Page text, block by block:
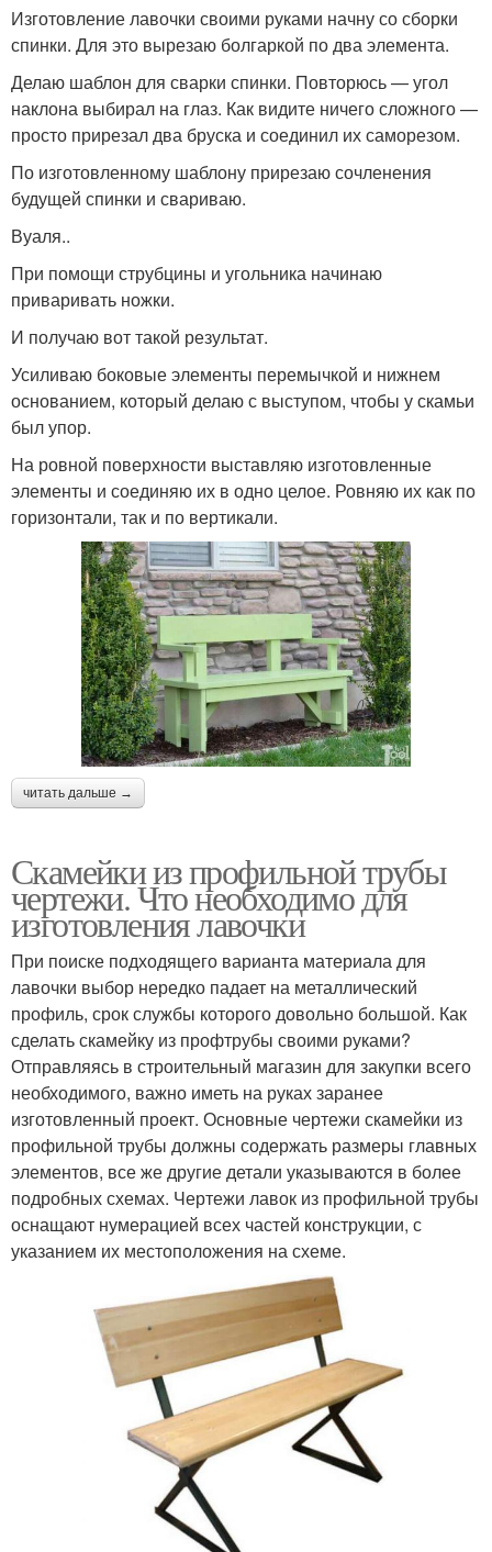
Изготовление лавочки своими руками начну со сборки
спинки. Для это вырезаю болгаркой по два элемента.
Делаю шаблон для сварки спинки. Повторюсь — угол
наклона выбирал на глаз. Как видите ничего сложного —
просто прирезал два бруска и соединил их саморезом.
По изготовленному шаблону прирезаю сочленения
будущей спинки и свариваю.
Вуаля..
При помощи струбцины и угольника начинаю
приваривать ножки.
И получаю вот такой результат.
Усиливаю боковые элементы перемычкой и нижнем
основанием, который делаю с выступом, чтобы у скамьи
был упор.
На ровной поверхности выставляю изготовленные
элементы и соединяю их в одно целое. Ровняю их как по
горизонтали, так и по вертикали.
читать дальше →
Скамейки из профильной трубы
чертежи. Что необходимо для
изготовления лавочки
При поиске подходящего варианта материала для
лавочки выбор нередко падает на металлический
профиль, срок службы которого довольно большой. Как
сделать скамейку из профтрубы своими руками?
Отправляясь в строительный магазин для закупки всего
необходимого, важно иметь на руках заранее
изготовленный проект. Основные чертежи скамейки из
профильной трубы должны содержать размеры главных
элементов, все же другие детали указываются в более
подробных схемах. Чертежи лавок из профильной трубы
оснащают нумерацией всех частей конструкции, с
указанием их местоположения на схеме.